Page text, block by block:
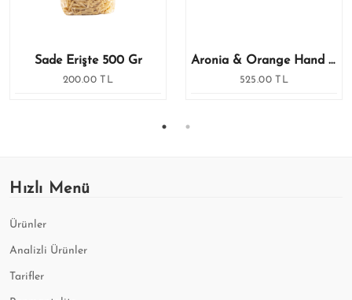
Sade Erişte 500 Gr
200.00 TL
Aronia & Orange Hand – Body Scrub %100 Pure 212 Ml
525.00 TL
Hızlı Menü
Ürünler
Analizli Ürünler
Tarifler